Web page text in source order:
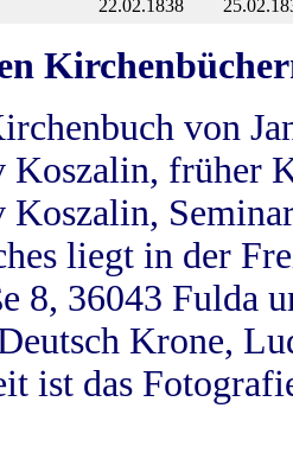
22.02.1838
von
Koszalin, früher
Koszalin,
liegt in der
8, 36043 Fulda
Krone,
ist das